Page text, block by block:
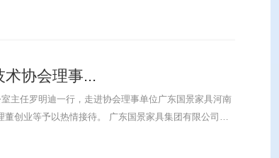
协会理事...
主任罗明迪一行，走进协会理事单位广东国景家具河南
创业等予以热情接待。 广东国景家具集团有限公司创
......